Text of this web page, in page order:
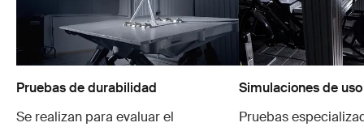
Pruebas de durabilidad
Se realizan para evaluar el
Simulaciones de
Pruebas